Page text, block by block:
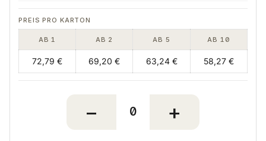
AB 1 AB 2 AB 5 AB 10
72,79 € 69,20 € 63,24 € 58,27 €